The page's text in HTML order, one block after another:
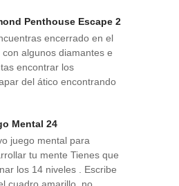
Penthouse Escape 2
encerrado en el
con algunos diamantes e
encontrar los
del ático encontrando
Mental 24
juego mental para
tu mente Tienes que
los 14 niveles . Escribe